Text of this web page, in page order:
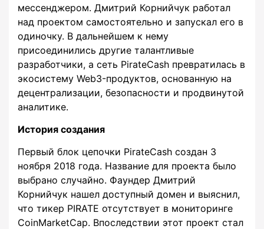
мессенджером. Дмитрий Корнийчук работал
над проектом самостоятельно и запускал его в
одиночку. В дальнейшем к нему
присоединились другие талантливые
разработчики, а сеть PirateCash превратилась в
экосистему Web3-продуктов, основанную на
децентрализации, безопасности и продвинутой
аналитике.
История создания
Первый блок цепочки PirateCash создан 3
ноября 2018 года. Название для проекта было
выбрано случайно. Фаундер Дмитрий
Корнийчук нашел доступный домен и выяснил,
что тикер PIRATE отсутствует в мониторинге
CoinMarketCap. Впоследствии этот проект стал